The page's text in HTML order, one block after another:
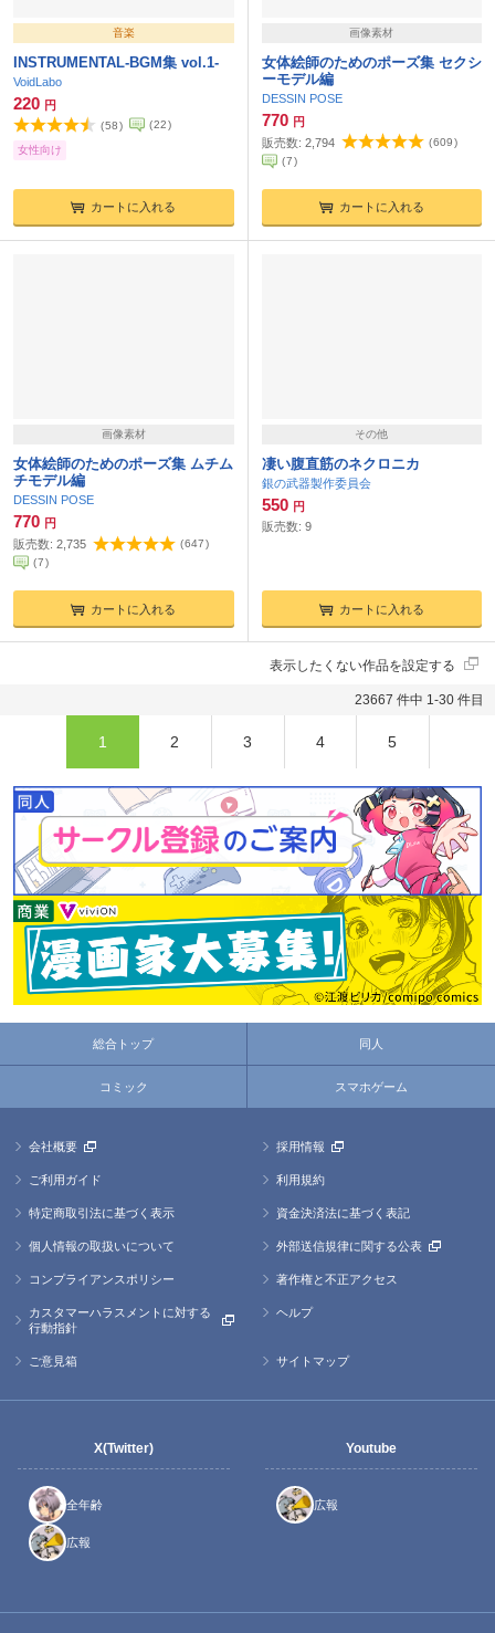
音楽
INSTRUMENTAL-BGM集 vol.1-
VoidLabo
220 円
(58) (22)
女性向け
カートに入れる
画像素材
女体絵師のためのポーズ集 セクシ
ーモデル編
DESSIN POSE
770 円
販売数: 2,794 (609)
(7)
カートに入れる
画像素材
女体絵師のためのポーズ集 ムチム
チモデル編
DESSIN POSE
770 円
販売数: 2,735 (647)
(7)
カートに入れる
その他
凄い腹直筋のネクロニカ
銀の武器製作委員会
550 円
販売数: 9
カートに入れる
表示したくない作品を設定する
23667 件中 1-30 件目
1 2 3 4 5
総合トップ 同人
コミック スマホゲーム
会社概要 採用情報
ご利用ガイド 利用規約
特定商取引法に基づく表示 資金決済法に基づく表記
個人情報の取扱いについて 外部送信規律に関する公表
コンプライアンスポリシー 著作権と不正アクセス
カスタマーハラスメントに対する
行動指針
ヘルプ
ご意見箱 サイトマップ
X(Twitter)
全年齢
広報
Youtube
広報